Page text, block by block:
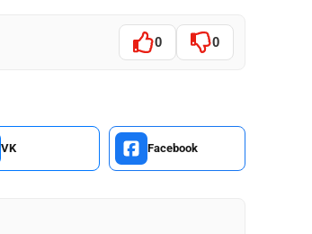
0 0
VK Facebook